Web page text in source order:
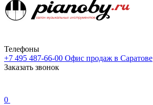
Телефоны
+7 495 487-66-00 Офис продаж в Саратове
Заказать звонок
0